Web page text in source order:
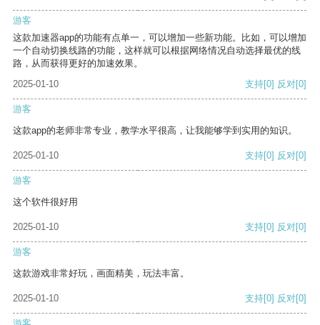
游客
这款加速器app的功能有点单一，可以增加一些新功能。比如，可以增加
一个自动切换线路的功能，这样就可以根据网络情况自动选择最优的线
路，从而获得更好的加速效果。
2025-01-10
支持[0] 反对[0]
游客
这款app的老师非常专业，教学水平很高，让我能够学到实用的知识。
2025-01-10 支持[0] 反对[0]
游客
这个软件很好用
2025-01-10 支持[0] 反对[0]
游客
这款游戏非常好玩，画面精美，玩法丰富。
2025-01-10 支持[0] 反对[0]